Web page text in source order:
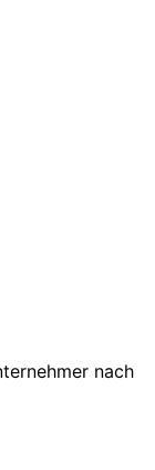
nach